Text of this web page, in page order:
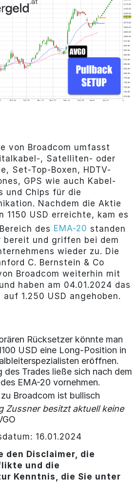
von Broadcom umfasst
, Satelliten- oder
Set-Top-Boxen, HDTV-
GPS wie auch Kabel-
und Chips für die
Nachdem die Aktie
1150 USD erreichte, kam es
des EMA-20 standen
bereit und griffen bei dem
wieder zu. Die
C. Bernstein & Co
Broadcom weiterhin mit
haben am 04.01.2024 das
auf 1.250 USD angehoben.
Rücksetzer könnte man
USD eine Long-Position in
eröffnen.
des Trades ließe sich nach dem
EMA-20 vornehmen.
Broadcom ist bullisch
Zussner besitzt aktuell keine
16.01.2024
den Disclaimer, die
und die
Kenntnis, die Sie unter